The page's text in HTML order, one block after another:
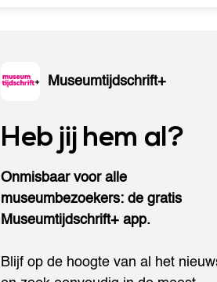
Museumtijdschrift+
Heb jij hem al?
Onmisbaar voor alle
museumbezoekers: de gratis
Museumtijdschrift+ app.
Blijf op de hoogte van al het